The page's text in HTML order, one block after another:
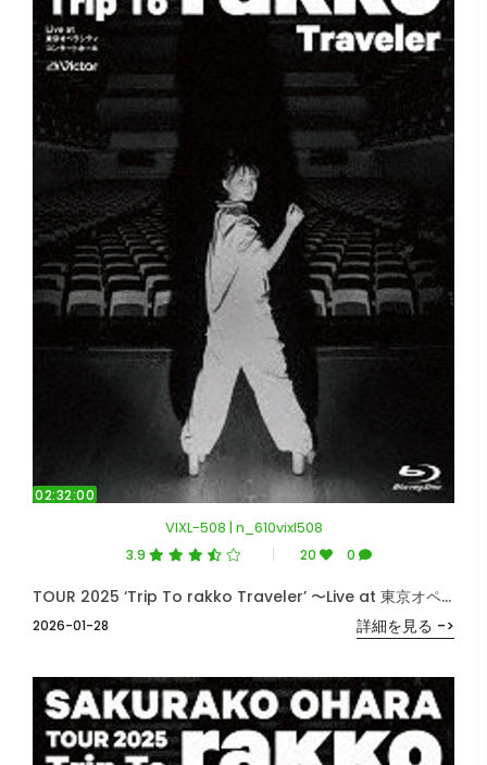
02:32:00
VIXL-508 | n_610vixl508
3.9 20 0
2026-01-28
TOUR 2025 ‘Trip To rakko Traveler’ 〜Live at 東京オペラシティ コンサートホール〜 （ブルーレイディスク）
詳細を見る ->